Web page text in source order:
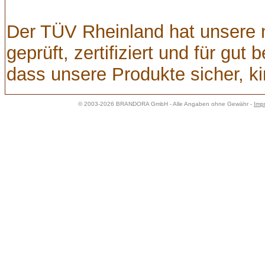
Der TÜV Rheinland hat
geprüft, zertifiziert und für gut
dass unsere Produkte sicher,
© 2003-2026 BRANDORA GmbH - Alle Angaben ohne Gewähr -